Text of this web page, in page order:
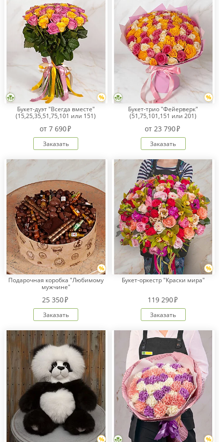
Букет-дуэт "Всегда вместе"
(15,25,35,51,75,101 или 151)
от 7 690
Заказать
Букет-трио "Фейерверк"
(51,75,101,151 или 201)
от23 790
Заказать
Подарочная коробка "Любимому
мужчине"
25 350
Заказать
Букет-оркестр "Краски мира"
119 290
Заказать